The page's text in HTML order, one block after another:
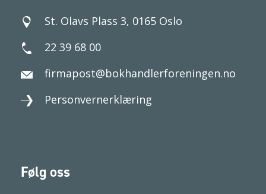
St. Olavs Plass 3, 0165 Oslo
22 39 68 00
firmapost@bokhandlerforeningen.no
Personvernerklæring
Følg oss